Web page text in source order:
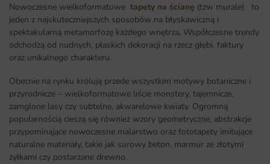
Nowoczesne wielkoformatowe tapety na ścianę (tzw murale) to
jeden z najskuteczniejszych sposobów na błyskawiczną i
spektakularną metamorfozę każdego wnętrza. Współczesne trendy
odchodzą od nudnych, płaskich dekoracji na rzecz głębi, faktury
oraz unikalnego charakteru.
Obecnie na rynku królują przede wszystkim motywy botaniczne i
przyrodnicze – wielkoformatowe liście monstery, tajemnicze,
zamglone lasy czy subtelne, akwarelowe kwiaty. Ogromną
popularnością cieszą się również wzory geometryczne, abstrakcje
przypominające nowoczesne malarstwo oraz fototapety imitujące
naturalne materiały, takie jak surowy beton, marmur ze złotymi
żyłkami czy postarzane drewno.